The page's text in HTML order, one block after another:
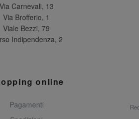
Via Carnevali, 13
Via Brofferio, 1
Viale Bezzi, 79
Indipendenza, 2
online
Pagamenti